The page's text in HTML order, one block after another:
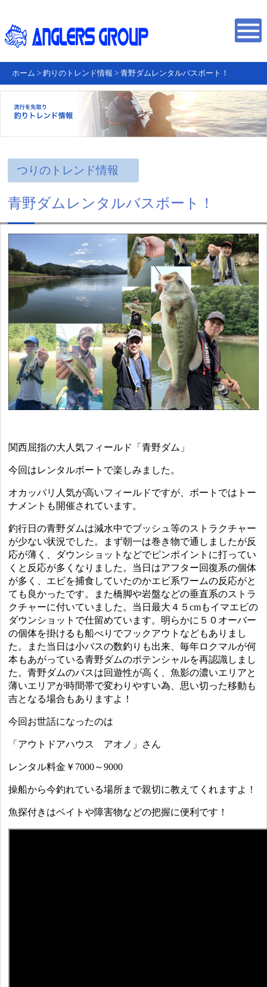
ホーム > 釣りのトレンド情報 > 青野ダムレンタルバスボート！
つりのトレンド情報
青野ダムレンタルバスボート！
関西屈指の大人気フィールド「青野ダム」
今回はレンタルボートで楽しみました。
オカッパリ人気が高いフィールドですが、ボートではトー
ナメントも開催されています。
釣行日の青野ダムは減水中でブッシュ等のストラクチャー
が少ない状況でした。まず朝一は巻き物で通しましたが反
応が薄く、ダウンショットなどでピンポイントに打ってい
くと反応が多くなりました。当日はアフター回復系の個体
が多く、エビを捕食していたのかエビ系ワームの反応がと
ても良かったです。また橋脚や岩盤などの垂直系のストラ
クチャーに付いていました。当日最大４５cmもイマエビの
ダウンショットで仕留めています。明らかに５０オーバー
の個体を掛けるも船べりでフックアウトなどもありまし
た。また当日は小バスの数釣りも出来、毎年ロクマルが何
本もあがっている青野ダムのポテンシャルを再認識しまし
た。青野ダムのバスは回遊性が高く、魚影の濃いエリアと
薄いエリアが時間帯で変わりやすい為、思い切った移動も
吉となる場合もありますよ！
今回お世話になったのは
「アウトドアハウス アオノ」さん
レンタル料金￥7000～9000
操船から今釣れている場所まで親切に教えてくれますよ！
魚探付きはベイトや障害物などの把握に便利です！